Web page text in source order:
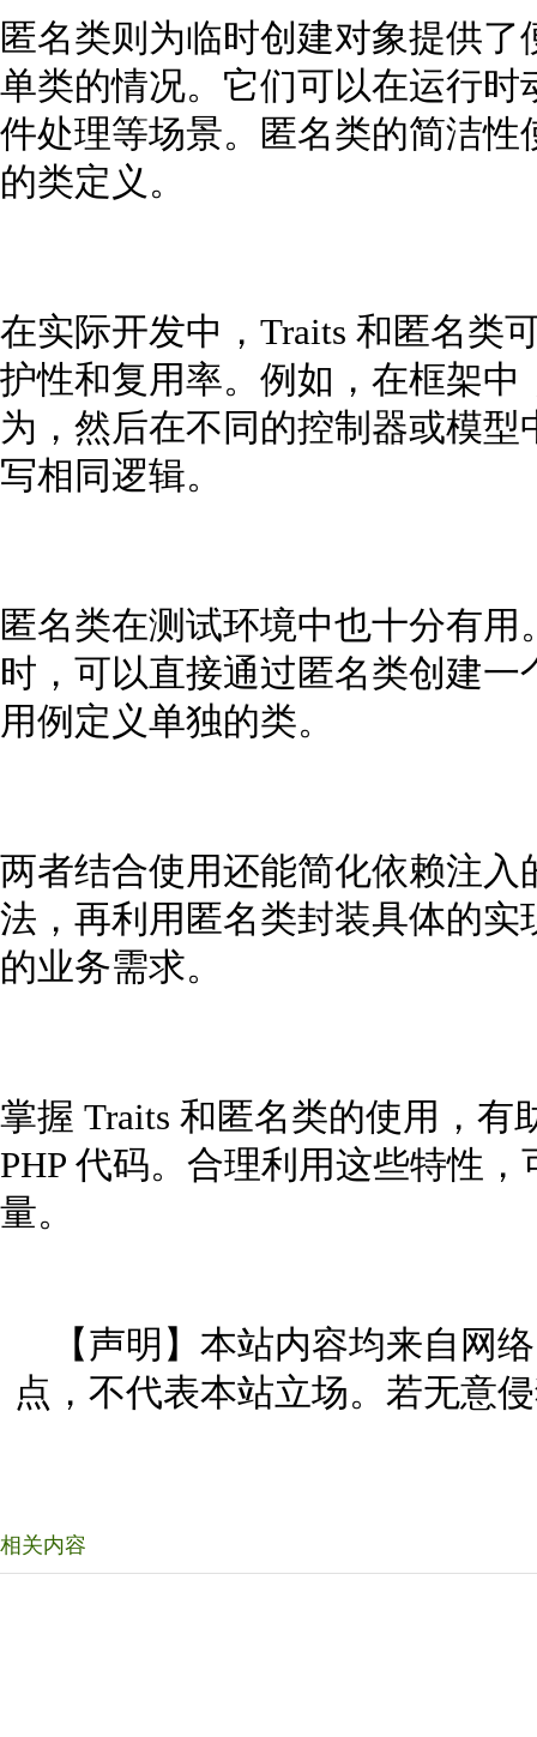
匿名类则为临时创建对象提供
单类的情况。它们可以在运行
件处理等场景。匿名类的简洁
的类定义。
在实际开发中，Traits 和匿名类
护性和复用率。例如，在框架中
为，然后在不同的控制器或模
写相同逻辑。
匿名类在测试环境中也十分有
时，可以直接通过匿名类创建
用例定义单独的类。
两者结合使用还能简化依赖注
法，再利用匿名类封装具体的
的业务需求。
掌握 Traits 和匿名类的使用，
PHP 代码。合理利用这些特性
量。
【声明】本站内容均来自网
点，不代表本站立场。若无意
相关内容